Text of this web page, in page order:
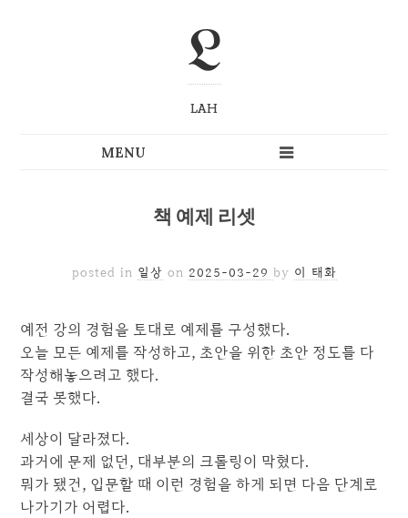
L
LAH
책 예제 리셋
posted in 일상 on 2025-03-29 by 이 태화
예전 강의 경험을 토대로 예제를 구성했다.
오늘 모든 예제를 작성하고, 초안을 위한 초안 정도를 다
작성해놓으려고 했다.
결국 못했다.
세상이 달라졌다.
과거에 문제 없던, 대부분의 크롤링이 막혔다.
뭐가 됐건, 입문할 때 이런 경험을 하게 되면 다음 단계로
나가기가 어렵다.